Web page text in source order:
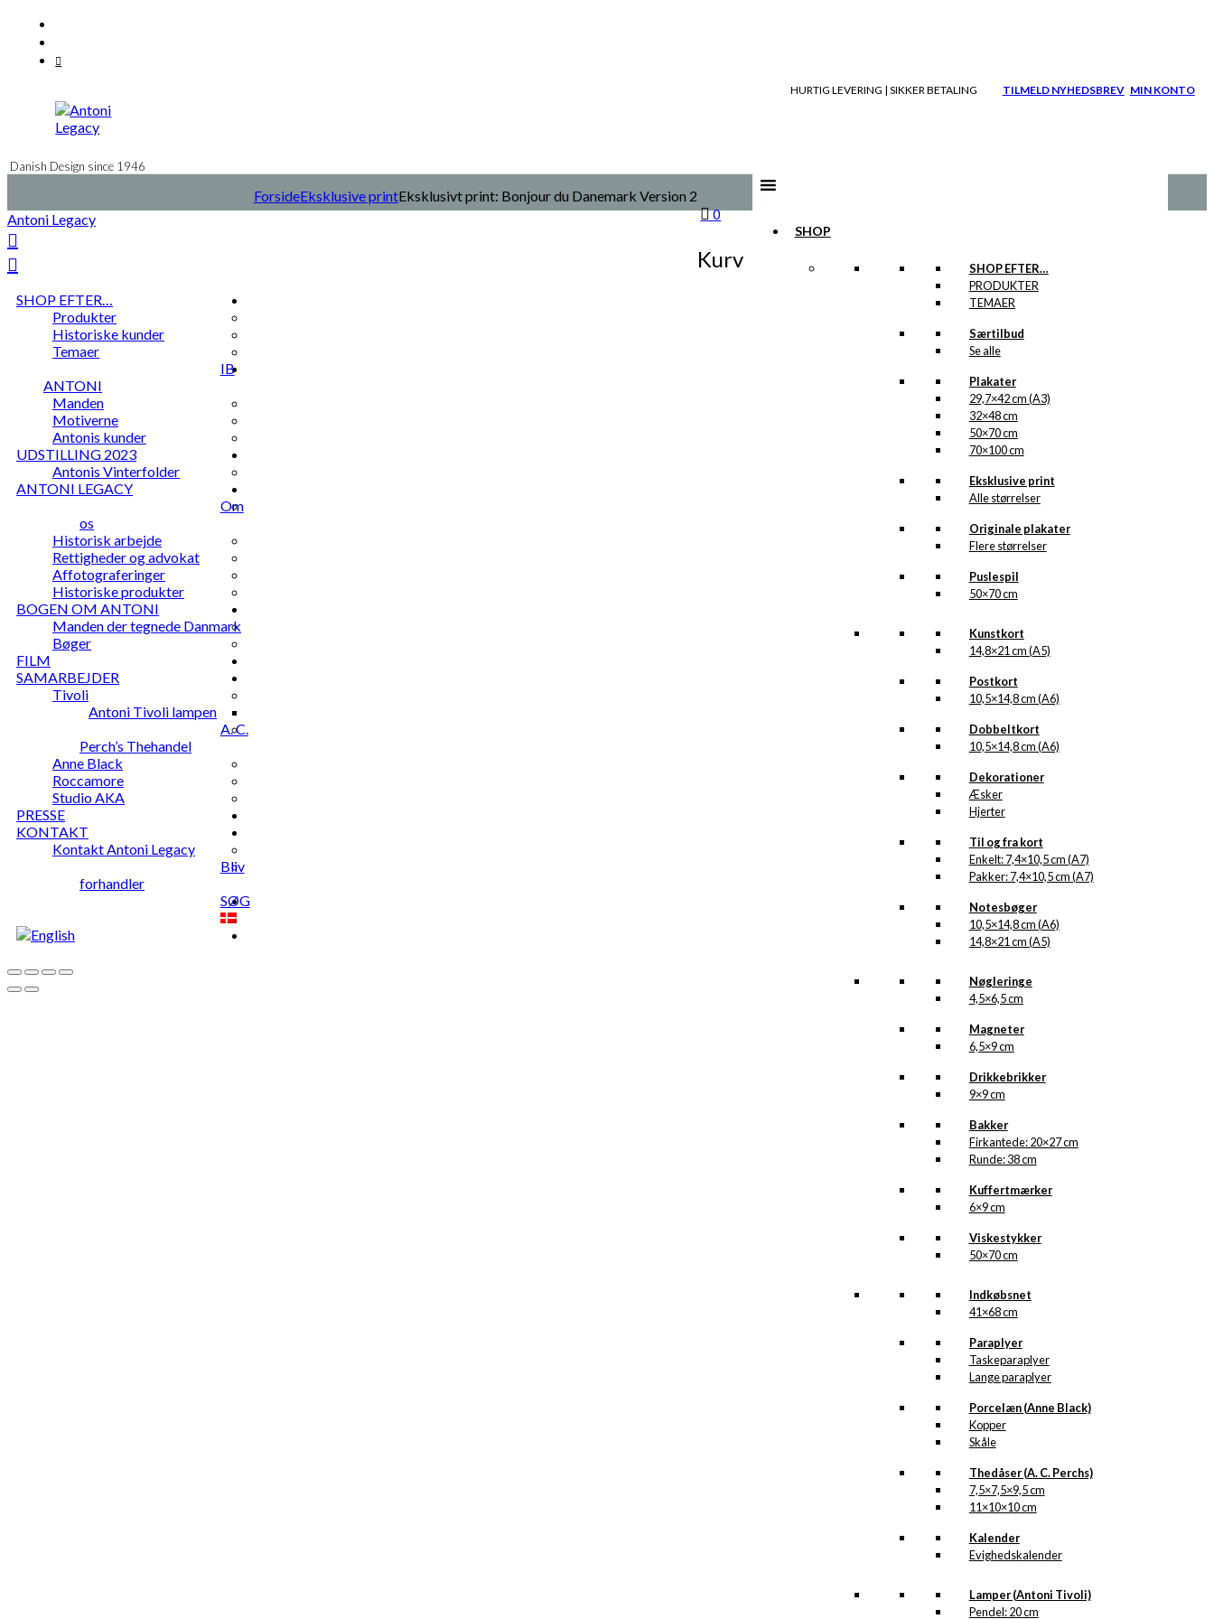
Videre
indhold
HURTIG LEVERING | SIKKER BETALING TILMELD NYHEDSBREV MIN KONTO
Danish Design since 1946
SHOP
SHOP EFTER…
PRODUKTER
TEMAER
Særtilbud
Se alle
Plakater
29,7×42 cm (A3)
32×48 cm
50×70 cm
70×100 cm
Eksklusive print
Alle størrelser
Originale plakater
Flere størrelser
Puslespil
50×70 cm
Kunstkort
14,8×21 cm (A5)
Postkort
10,5×14,8 cm (A6)
Dobbeltkort
10,5×14,8 cm (A6)
Dekorationer
Æsker
Hjerter
Til og fra kort
Enkelt: 7,4×10,5 cm (A7)
Pakker: 7,4×10,5 cm (A7)
Notesbøger
10,5×14,8 cm (A6)
14,8×21 cm (A5)
Nøgleringe
4,5×6,5 cm
Magneter
6,5×9 cm
Drikkebrikker
9×9 cm
Bakker
Firkantede: 20×27 cm
Runde: 38 cm
Kuffertmærker
6×9 cm
Viskestykker
50×70 cm
Indkøbsnet
41×68 cm
Paraplyer
Taskeparaplyer
Lange paraplyer
Porcelæn (Anne Black)
Kopper
Skåle
Thedåser (A. C. Perchs)
7,5×7,5×9,5 cm
11×10×10 cm
Kalender
Evighedskalender
Lamper (Antoni Tivoli)
Pendel: 20 cm
0
Kurv
ForsideEksklusive printEksklusivt print: Bonjour du Danemark Version 2
Antoni Legacy
SHOP EFTER…
Produkter
Historiske kunder
Temaer
IB
ANTONI
Manden
Motiverne
Antonis kunder
UDSTILLING 2023
Antonis Vinterfolder
ANTONI LEGACY
Om
os
Historisk arbejde
Rettigheder og advokat
Affotograferinger
Historiske produkter
BOGEN OM ANTONI
Manden der tegnede Danmark
Bøger
FILM
SAMARBEJDER
Tivoli
Antoni Tivoli lampen
A. C.
Perch’s Thehandel
Anne Black
Roccamore
Studio AKA
PRESSE
KONTAKT
Kontakt Antoni Legacy
Bliv
forhandler
SØG